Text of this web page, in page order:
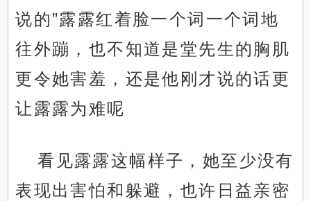
说的”露露红着脸一个词一个词地
往外蹦，也不知道是堂先生的胸肌
更令她害羞，还是他刚才说的话更
让露露为难呢
看见露露这幅样子，她至少没有
表现出害怕和躲避，也许日益亲密